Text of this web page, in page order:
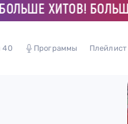
ХИТОВ! БОЛЬШЕ
40 Программы Плейлист